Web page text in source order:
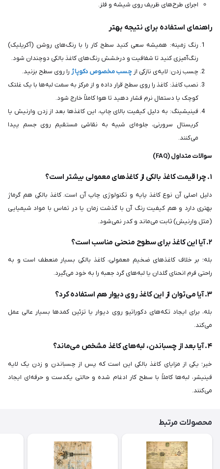
اجرای طرح‌های ظریف روی شیشه و فلز.
راهنمای استفاده برای نتیجه بهتر
رنگ زمینه: همیشه سعی کنید سطح کار را با رنگ‌های روشن (آکریلیک)
رنگ‌آمیزی کنید تا شفافیت و درخشش رنگ‌های کاغذ بالکی دوچندان شود.
چسب زدن: لایه‌ی نازکی از چسب مخصوص دکوپاژ را روی سطح بزنید.
نصب کاغذ: کاغذ را روی سطح قرار داده و از مرکز به سمت لبه‌ها با یک غلتک
کوچک یا دستمال نرم فشار دهید تا هوا کاملاً خارج شود.
فینیشینگ: به دلیل کیفیت بالای چاپ، این کاغذها بعد از زدن وارنیش یا
کریستال سرورنی، جلوه‌ای شبیه به نقاشی مستقیم روی جسم پیدا
می‌کنند.
سوالات متداول (FAQ)
۱. چرا قیمت کاغذ بالکی از کاغذهای معمولی بیشتر است؟
دلیل اصلی آن نوع کاغذ پایه و تکنولوژی چاپ آن است. کاغذ بالکی هم گرماژ
بهتری دارد و هم کیفیت رنگ آن با گذشت زمان یا در تماس با مواد شیمیایی
(مثل وارنیش) ثابت می‌ماند و کدر نمی‌شود.
۲. آیا این کاغذ برای سطوح منحنی مناسب است؟
بله؛ بر خلاف کاغذهای ضخیم معمولی، کاغذ بالکی بسیار منعطف است و به
راحتی فرم انحنای گلدان یا لبه‌های گرد جعبه را به خود می‌گیرد.
۳. آیا می‌توان از این کاغذ روی دیوار هم استفاده کرد؟
بله، برای ایجاد تکه‌های دکوراتیو روی دیوار یا تزئین کمدها بسیار عالی عمل
می‌کند.
۴. آیا بعد از چسباندن، لبه‌های کاغذ مشخص می‌ماند؟
خیر؛ یکی از مزایای کاغذ بالکی این است که پس از چسباندن و زدن یک لایه
فینیشر، لبه‌ها کاملاً با سطح کار ادغام شده و حالتی یکدست و حرفه‌ای ایجاد
می‌کنند.
محصولات مرتبط